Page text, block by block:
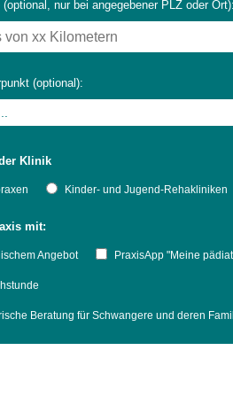
Impfsicherheit
Notdienste
Empfehlungen
Familienzeit
nur bei angegebener PLZ oder Ort):
(optional):
Klinik
Kinder- und Jugend-Rehakliniken
mit:
Angebot PraxisApp "Meine
Beratung für Schwangere und deren